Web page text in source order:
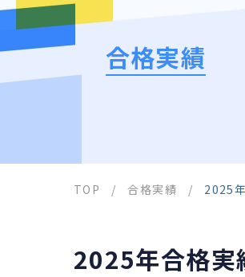
合格実績
TOP / 合格実績 / 2025
2025年合格実